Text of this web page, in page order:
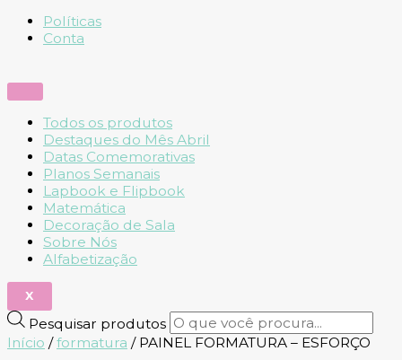
Políticas
Conta
Todos os produtos
Destaques do Mês Abril
Datas Comemorativas
Planos Semanais
Lapbook e Flipbook
Matemática
Decoração de Sala
Sobre Nós
Alfabetização
X
Pesquisar produtos
Início /formatura / PAINEL FORMATURA – ESFORÇO